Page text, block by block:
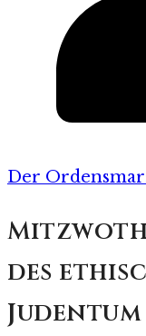
Der
Mitzwoth
des
Judentum